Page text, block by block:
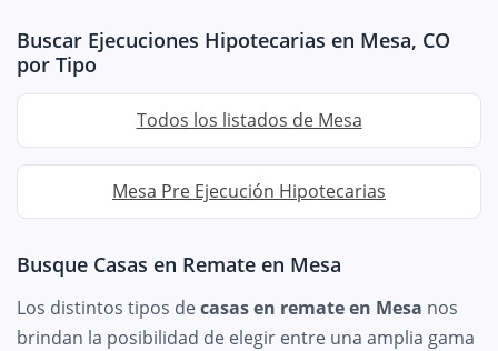
Buscar Ejecuciones Hipotecarias en Mesa, CO
por Tipo
Todos los listados de Mesa
Mesa Pre Ejecución Hipotecarias
Busque Casas en Remate en Mesa
Los distintos tipos decasas en remate en Mesa nos
brindan la posibilidad de elegir entre una amplia gama